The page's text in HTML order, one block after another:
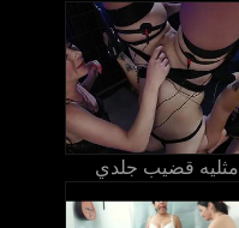
مثليه قضيب جلدي